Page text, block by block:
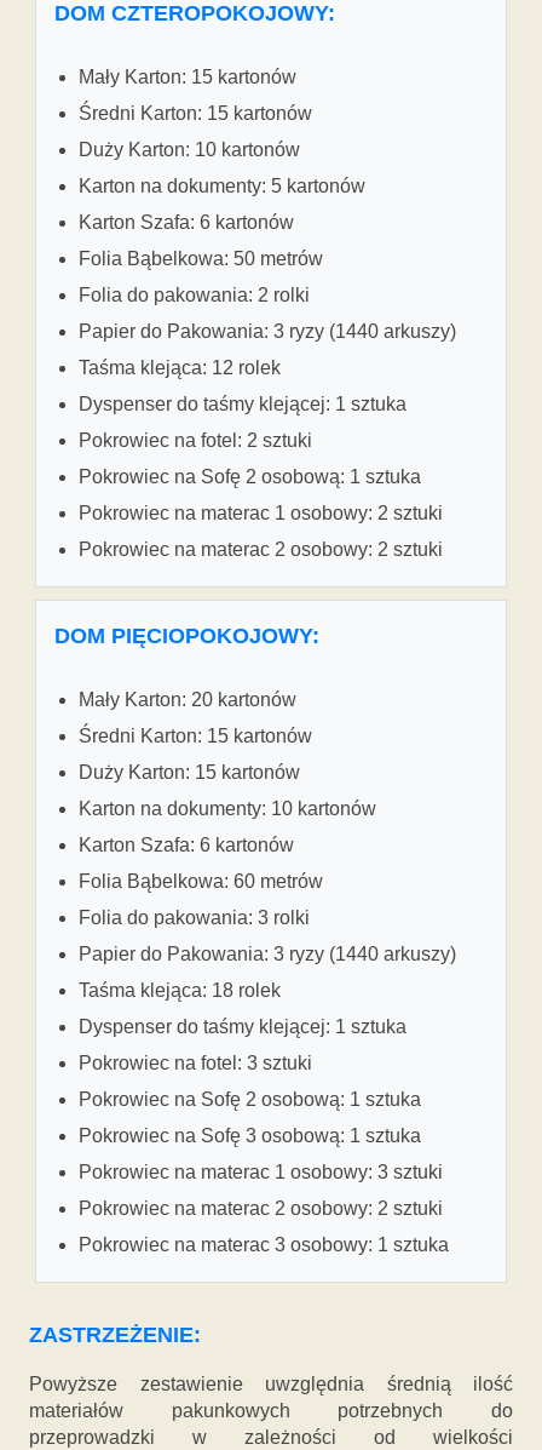
DOM CZTEROPOKOJOWY:
Mały Karton: 15 kartonów
Średni Karton: 15 kartonów
Duży Karton: 10 kartonów
Karton na dokumenty: 5 kartonów
Karton Szafa: 6 kartonów
Folia Bąbelkowa: 50 metrów
Folia do pakowania: 2 rolki
Papier do Pakowania: 3 ryzy (1440 arkuszy)
Taśma klejąca: 12 rolek
Dyspenser do taśmy klejącej: 1 sztuka
Pokrowiec na fotel: 2 sztuki
Pokrowiec na Sofę 2 osobową: 1 sztuka
Pokrowiec na materac 1 osobowy: 2 sztuki
Pokrowiec na materac 2 osobowy: 2 sztuki
DOM PIĘCIOPOKOJOWY:
Mały Karton: 20 kartonów
Średni Karton: 15 kartonów
Duży Karton: 15 kartonów
Karton na dokumenty: 10 kartonów
Karton Szafa: 6 kartonów
Folia Bąbelkowa: 60 metrów
Folia do pakowania: 3 rolki
Papier do Pakowania: 3 ryzy (1440 arkuszy)
Taśma klejąca: 18 rolek
Dyspenser do taśmy klejącej: 1 sztuka
Pokrowiec na fotel: 3 sztuki
Pokrowiec na Sofę 2 osobową: 1 sztuka
Pokrowiec na Sofę 3 osobową: 1 sztuka
Pokrowiec na materac 1 osobowy: 3 sztuki
Pokrowiec na materac 2 osobowy: 2 sztuki
Pokrowiec na materac 3 osobowy: 1 sztuka
ZASTRZEŻENIE:
Powyższe zestawienie uwzględnia średnią ilość
materiałów pakunkowych potrzebnych do
przeprowadzki w zależności od wielkości